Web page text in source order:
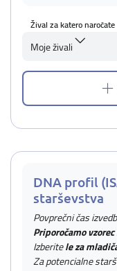
Žival za katero
Moje živali
DNA profil
starševstva
Povprečni čas
Priporočamo
Izberitele za
Za potencialne